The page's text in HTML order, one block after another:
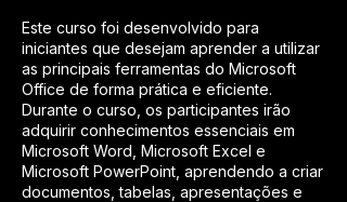
Este curso foi desenvolvido para
iniciantes que desejam aprender a utilizar
as principais ferramentas do Microsoft
Office de forma prática e eficiente.
Durante o curso, os participantes irão
adquirir conhecimentos essenciais em
Microsoft Word, Microsoft Excel e
Microsoft PowerPoint, aprendendo a criar
documentos, tabelas, apresentações e